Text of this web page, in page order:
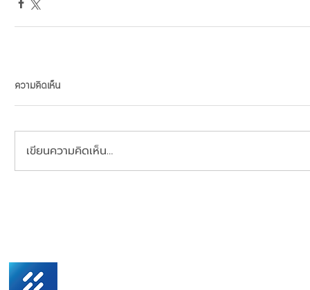
ความคิดเห็น
เขียนความคิดเห็น…